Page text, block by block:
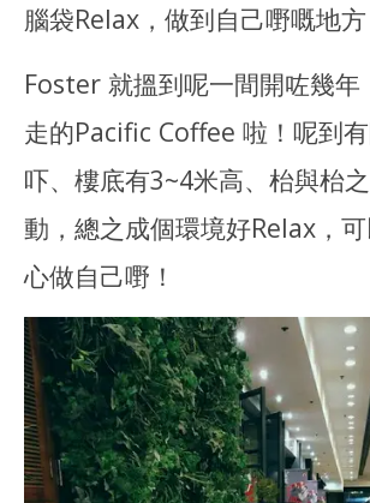
腦袋Relax，做到自己嘢嘅地方
Foster 就搵到呢一間開咗幾年
走的Pacific Coffee 啦！呢到
吓、樓底有3~4米高、枱與枱
動，總之成個環境好Relax，
心做自己嘢！